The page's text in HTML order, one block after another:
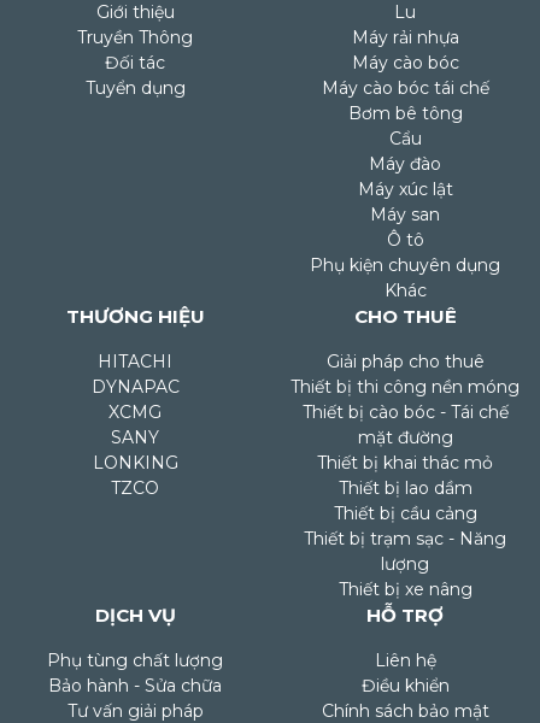
Giới thiệu
Truyền Thông
Đối tác
Tuyển dụng
Lu
Máy rải nhựa
Máy cào bóc
Máy cào bóc tái chế
Bơm bê tông
Cẩu
Máy đào
Máy xúc lật
Máy san
Ô tô
Phụ kiện chuyên dụng
Khác
THƯƠNG HIỆU
HITACHI
DYNAPAC
XCMG
SANY
LONKING
TZCO
CHO THUÊ
Giải pháp cho thuê
Thiết bị thi công nền móng
Thiết bị cào bóc - Tái chế
mặt đường
Thiết bị khai thác mỏ
Thiết bị lao dầm
Thiết bị cầu cảng
Thiết bị trạm sạc - Năng
lượng
Thiết bị xe nâng
DỊCH VỤ
Phụ tùng chất lượng
Bảo hành - Sửa chữa
Tư vấn giải pháp
HỖ TRỢ
Liên hệ
Điều khiển
Chính sách bảo mật